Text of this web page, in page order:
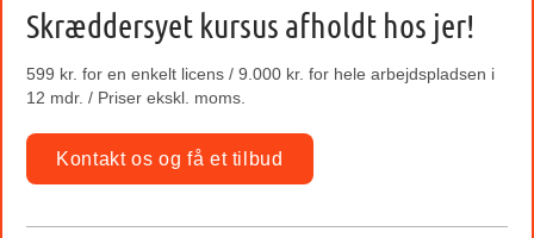
Skræddersyet kursus afholdt hos jer!
599 kr. for en enkelt licens / 9.000 kr. for hele arbejdspladsen i
12 mdr. / Priser ekskl. moms.
Kontakt os og få et tilbud